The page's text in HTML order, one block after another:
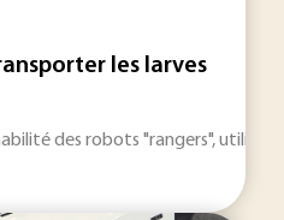
les larves
des robots "rangers", utilisés